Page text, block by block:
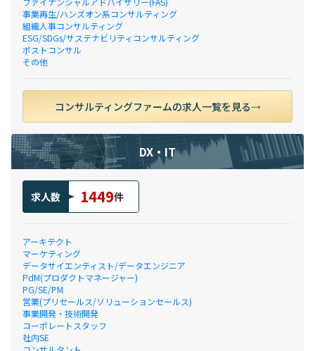
事業再生/ハンズオン系コンサルティング
組織人事コンサルティング
ESG/SDGs/サステナビリティコンサルティング
ポストコンサル
その他
コンサルティングファームの求人一覧を見る
DX・IT
求人数 1449件
アーキテクト
マーケティング
データサイエンティスト/データエンジニア
PdM(プロダクトマネージャー)
PG/SE/PM
営業(プリセールス/ソリューションセールス)
事業開発・技術開発
コーポレートスタッフ
社内SE